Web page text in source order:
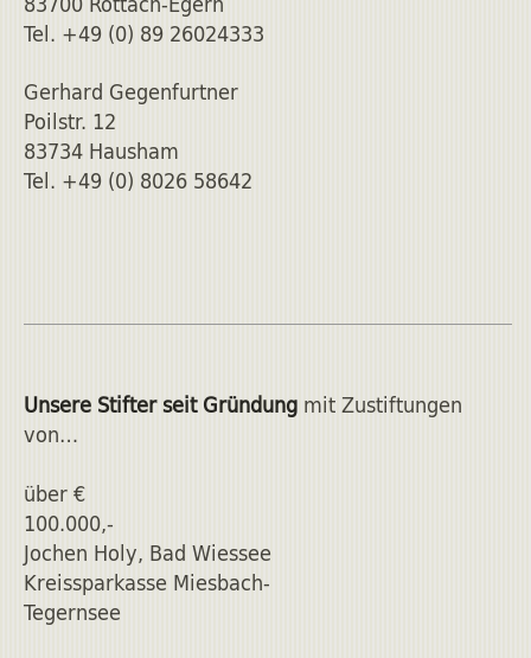
Tel. +49 (0) 89 26024333
Gerhard Gegenfurtner
Poilstr. 12
83734 Hausham
Tel. +49 (0) 8026 58642
Unsere Stifter seit Gründungmit Zustiftungen
von…
über €
100.000,-
Jochen Holy, Bad Wiessee
Kreissparkasse Miesbach-
Tegernsee